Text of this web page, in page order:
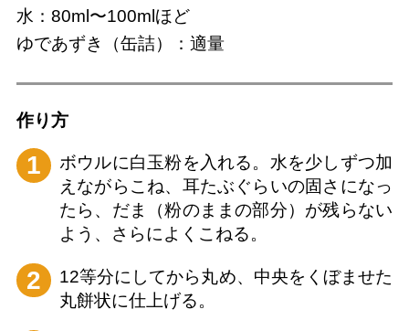
水：80ml〜100mlほど
ゆであずき（缶詰）：適量
作り⽅
1
ボウルに白玉粉を入れる。水を少しずつ加
えながらこね、耳たぶぐらいの固さになっ
たら、だま（粉のままの部分）が残らない
よう、さらによくこねる。
2
12等分にしてから丸め、中央をくぼませた
丸餅状に仕上げる。